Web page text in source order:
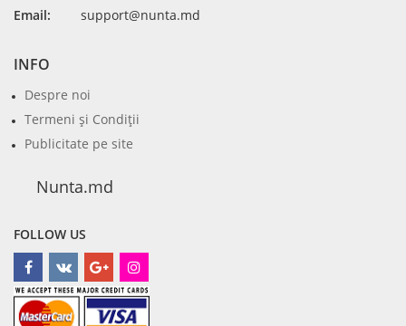
Email:
support@nunta.md
INFO
Despre noi
Termeni şi Condiţii
Publicitate pe site
Nunta.md
FOLLOW US